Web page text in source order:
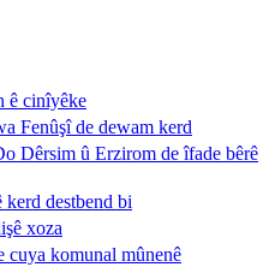
ê cinîyêke
Fenûşî de dewam kerd
Dêrsim û Erzirom de îfade bêrê
destbend bi
xoza
cuya komunal mûnenê